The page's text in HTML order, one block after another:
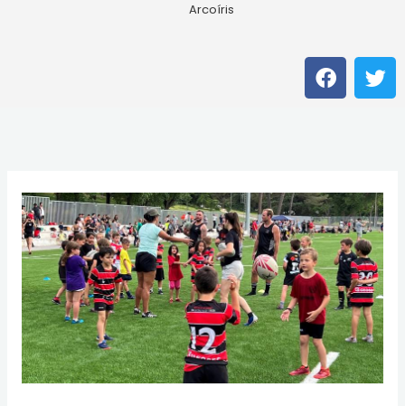
Arcoíris
F
a
c
o
k
T
w
i
r